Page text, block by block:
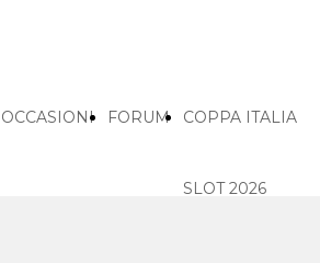
OCCASIONI FORUM COPPA ITALIA
SLOT 2026